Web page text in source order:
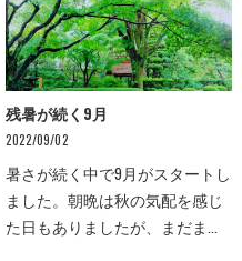
残暑が続く9月
2022/09/02
暑さが続く中で9月がスタートし
ました。朝晩は秋の気配を感じ
た日もありましたが、まだまだ